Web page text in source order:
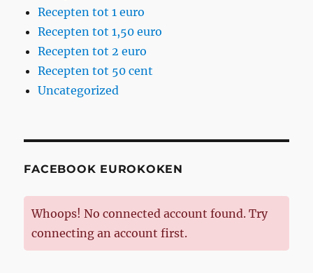
Recepten tot 1 euro
Recepten tot 1,50 euro
Recepten tot 2 euro
Recepten tot 50 cent
Uncategorized
FACEBOOK EUROKOKEN
Whoops! No connected account found. Try
connecting an account first.